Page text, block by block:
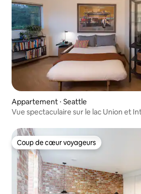
Appartement ⋅ Seattle
Vue spectaculaire sur le lac Union et
Coup de cœur voyageurs
Coup de cœur voyageurs